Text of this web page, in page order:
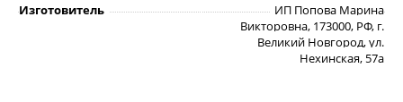
Изготовитель
ИП Попова Марина
Викторовна, 173000, РФ, г.
Великий Новгород, ул.
Нехинская, 57а